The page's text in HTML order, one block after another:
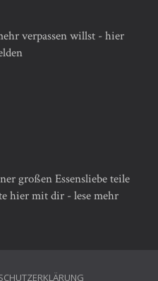
verpassen willst - hier
großen Essensliebe teile
hier mit dir - lese mehr